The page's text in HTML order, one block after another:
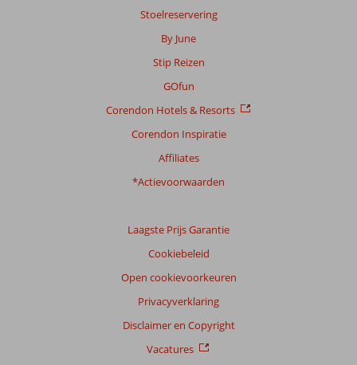
Stoelreservering
By June
Stip Reizen
GOfun
Corendon Hotels & Resorts
Corendon Inspiratie
Affiliates
*Actievoorwaarden
Laagste Prijs Garantie
Cookiebeleid
Open cookievoorkeuren
Privacyverklaring
Disclaimer en Copyright
Vacatures